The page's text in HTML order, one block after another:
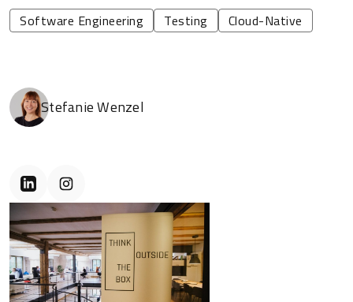
Software Engineering Testing Cloud-Native
Stefanie Wenzel